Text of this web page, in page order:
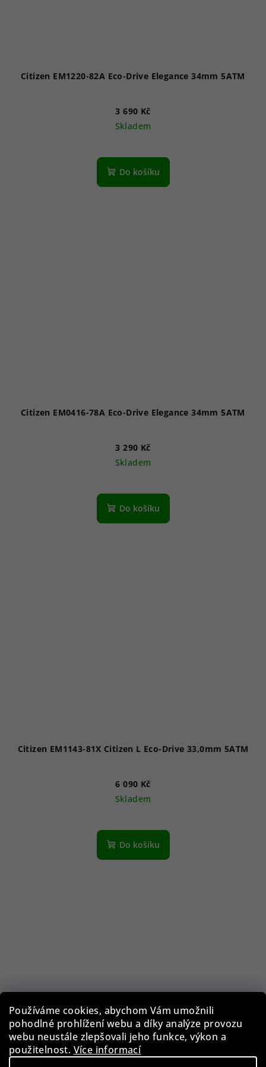
Používáme cookies, abychom Vám umožnili
pohodlné prohlížení webu a díky analýze provozu
webu neustále zlepšovali jeho funkce, výkon a
použitelnost. Více informací
Citizen EM1220-82A Eco-Drive Elegance 34mm 5ATM
3 690 Kč
Skladem
Do košíku
Citizen EM0416-78A Eco-Drive Elegance 34mm 5ATM
3 290 Kč
Skladem
hodnocení
produktu
Do košíku
Citizen EM1143-81X Citizen L Eco-Drive 33,0mm 5ATM
6 090 Kč
Skladem
Do košíku